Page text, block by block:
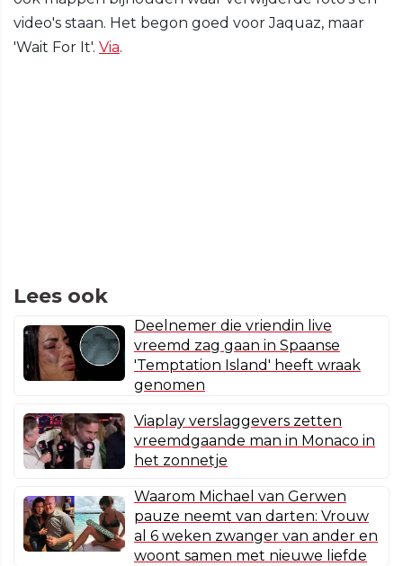
video's staan. Het begon goed voor Jaquaz, maar
'Wait For It'. Via.
Lees ook
Deelnemer die vriendin live
vreemd zag gaan in Spaanse
'Temptation Island' heeft wraak
genomen
Viaplay verslaggevers zetten
vreemdgaande man in Monaco in
het zonnetje
Waarom Michael van Gerwen
pauze neemt van darten: Vrouw
al 6 weken zwanger van ander en
woont samen met nieuwe liefde